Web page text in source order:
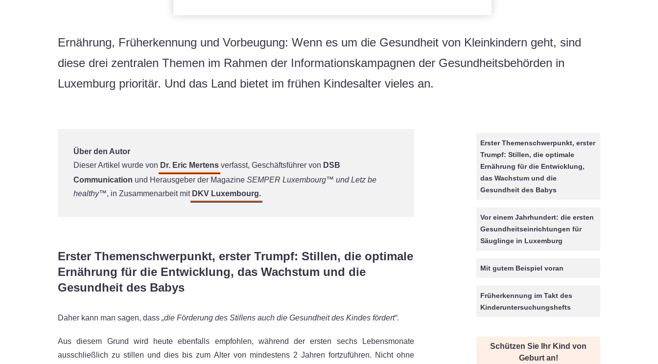
Ernährung, Früherkennung und Vorbeugung: Wenn es um die Gesundheit von Kleinkindern geht, sind
diese drei zentralen Themen im Rahmen der Informationskampagnen der Gesundheitsbehörden in
Luxemburg prioritär. Und das Land bietet im frühen Kindesalter vieles an.
Erster Themenschwerpunkt, erster
Trumpf: Stillen, die optimale
Ernährung für die Entwicklung,
das Wachstum und die
Gesundheit des Babys
Vor einem Jahrhundert: die ersten
Gesundheitseinrichtungen für
Säuglinge in Luxemburg
Mit gutem Beispiel voran
Früherkennung im Takt des
Kinderuntersuchungshefts
Schützen Sie Ihr Kind von
Geburt an!
Über den Autor
Dieser Artikel wurde von Dr. Eric Mertens verfasst, Geschäftsführer von DSB
Communication und Herausgeber der Magazine SEMPER Luxembourg™ und Letz be
healthy™, in Zusammenarbeit mit DKV Luxembourg.
Erster Themenschwerpunkt, erster Trumpf: Stillen, die optimale
Ernährung für die Entwicklung, das Wachstum und die
Gesundheit des Babys
Daher kann man sagen, dass „die Förderung des Stillens auch die Gesundheit des Kindes fördert“.
Aus diesem Grund wird heute ebenfalls empfohlen, während der ersten sechs Lebensmonate
ausschließlich zu stillen und dies bis zum Alter von mindestens 2 Jahren fortzuführen. Nicht ohne